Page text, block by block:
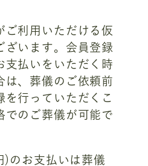
ご利用いただける仮
ざいます。会員登録
支払いをいただく時
は、葬儀のご依頼前
を行っていただくこ
でのご葬儀が可能で
)のお支払いは葬儀